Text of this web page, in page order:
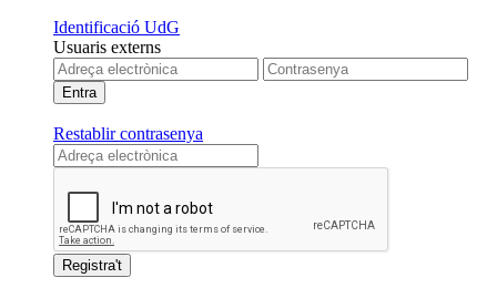
Identificació UdG
Usuaris externs
Restablir contrasenya